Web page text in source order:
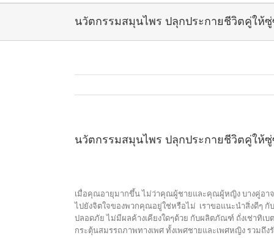
นวัตกรรมสมุนไพร ปลุกประกายชีวิตคู่ให้
นวัตกรรมสมุนไพร ปลุกประกายชีวิตคู่ให้
เมื่อคุณอายุมากขึ้น ไม่ว่าคุณผู้ชายและคุณผู้หญิงบางคู่อา
ไปยังจิตใจของพวกคุณอยู่ใช่หรือไม่ เราขอแนะนำสิ่งดีๆ
ปลอดภัย ไม่มีผลค้างเคียงใดๆด้วย กับผลิตภัณฑ์ ถั่งเช่าทิเ
กระตุ้นสมรรถภาพทางเพศ ทั้งเพศชายและเพศหญิง รวมถึ